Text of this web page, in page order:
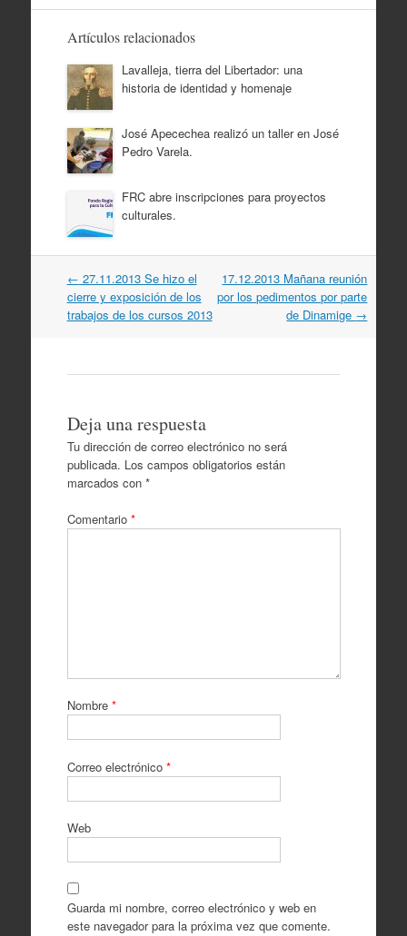
Artículos relacionados
Lavalleja, tierra del Libertador: una
historia de identidad y homenaje
José Apecechea realizó un taller en José
Pedro Varela.
FRC abre inscripciones para proyectos
culturales.
Navegación
por
artículos
← 27.11.2013 Se hizo el
cierre y exposición de los
trabajos de los cursos 2013
17.12.2013 Mañana reunión
por los pedimentos por parte
de Dinamige →
Deja una respuesta
Tu dirección de correo electrónico no será
publicada. Los campos obligatorios están
marcados con *
Comentario *
Nombre *
Correo electrónico *
Web
Guarda mi nombre, correo electrónico y web en
este navegador para la próxima vez que comente.